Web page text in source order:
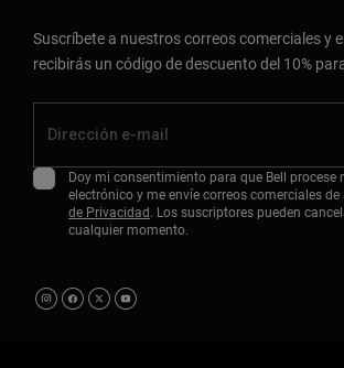
Suscríbete a nuestros correos comerciales y
recibirás un código de descuento del 10%
Doy mi consentimiento para que Bell procese
electrónico y me envíe correos comerciales
de Privacidad. Los suscriptores pueden
cualquier momento.